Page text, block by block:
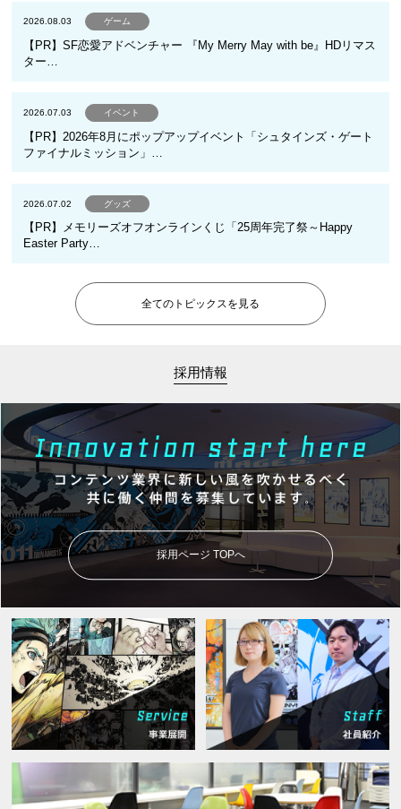
2026.08.03 ゲーム
【PR】SF恋愛アドベンチャー 『My Merry May with be』HDリマス
ター…
2026.07.03 イベント
【PR】2026年8月にポップアップイベント「シュタインズ・ゲート
ファイナルミッション」…
2026.07.02 グッズ
【PR】メモリーズオフオンラインくじ「25周年完了祭～Happy
Easter Party…
全てのトピックスを見る
採用情報
採用ページ TOPへ